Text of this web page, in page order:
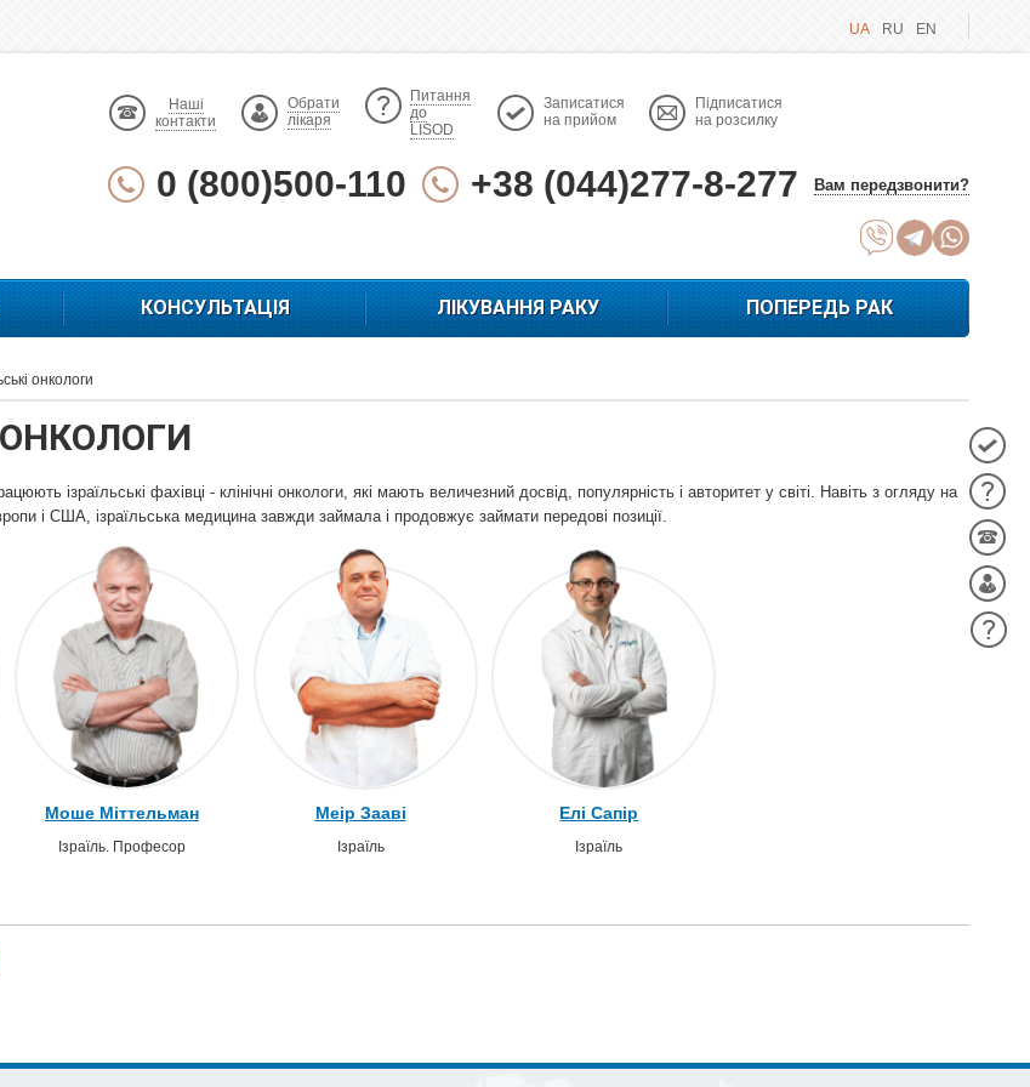
UA RU EN
Наші
контакти
Обрати
лікаря
Питання
до
LISOD
Записатися
на прийом
Підписатися
на розсилку
0 (800)500-110 +38 (044)277-8-277 Вам передзвонити?
КОНСУЛЬТАЦІЯ ЛІКУВАННЯ РАКУ ПОПЕРЕДЬ РАК
онкологи
ОНКОЛОГИ
ізраїльські фахівці - клінічні онкологи, які мають величезний досвід, популярність і авторитет у світі. Навіть з огляду на
і США, ізраїльська медицина завжди займала і продовжує займати передові позиції.
Моше Міттельман
Ізраїль. Професор
Меір Зааві
Ізраїль
Елі Сапір
Ізраїль